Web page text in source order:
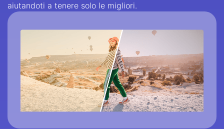
aiutandoti a tenere solo le migliori.